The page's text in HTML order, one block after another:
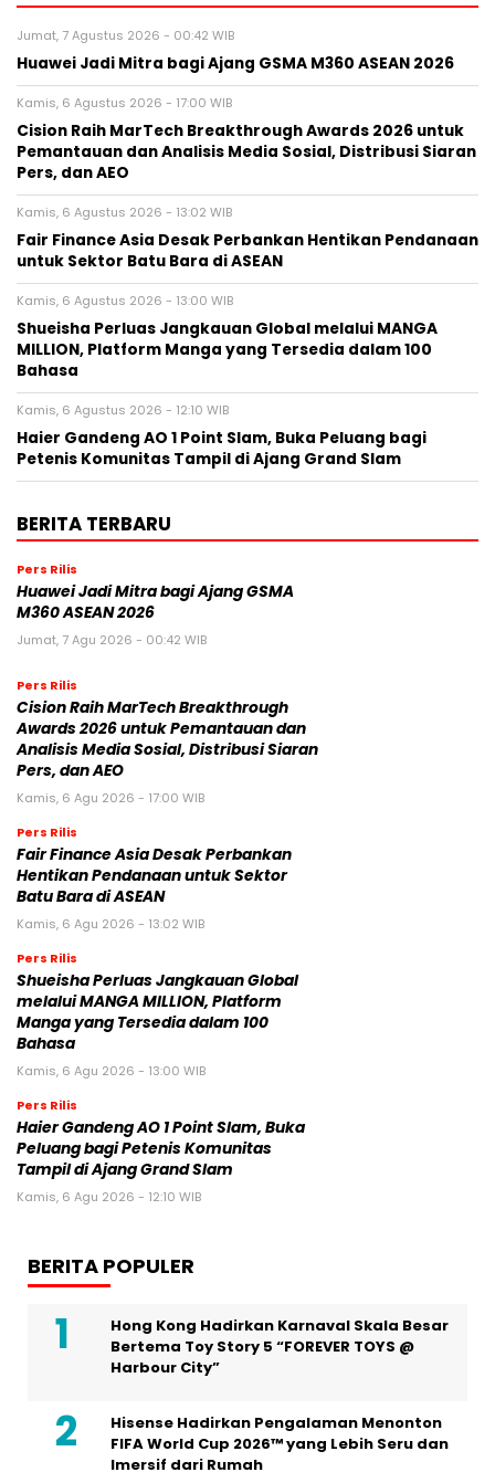
Jumat, 7 Agustus 2026 - 00:42 WIB
Huawei Jadi Mitra bagi Ajang GSMA M360 ASEAN 2026
Kamis, 6 Agustus 2026 - 17:00 WIB
Cision Raih MarTech Breakthrough Awards 2026 untuk
Pemantauan dan Analisis Media Sosial, Distribusi Siaran
Pers, dan AEO
Kamis, 6 Agustus 2026 - 13:02 WIB
Fair Finance Asia Desak Perbankan Hentikan Pendanaan
untuk Sektor Batu Bara di ASEAN
Kamis, 6 Agustus 2026 - 13:00 WIB
Shueisha Perluas Jangkauan Global melalui MANGA
MILLION, Platform Manga yang Tersedia dalam 100
Bahasa
Kamis, 6 Agustus 2026 - 12:10 WIB
Haier Gandeng AO 1 Point Slam, Buka Peluang bagi
Petenis Komunitas Tampil di Ajang Grand Slam
BERITA TERBARU
Pers Rilis
Huawei Jadi Mitra bagi Ajang GSMA
M360 ASEAN 2026
Jumat, 7 Agu 2026 - 00:42 WIB
Pers Rilis
Cision Raih MarTech Breakthrough
Awards 2026 untuk Pemantauan dan
Analisis Media Sosial, Distribusi Siaran
Pers, dan AEO
Kamis, 6 Agu 2026 - 17:00 WIB
Pers Rilis
Fair Finance Asia Desak Perbankan
Hentikan Pendanaan untuk Sektor
Batu Bara di ASEAN
Kamis, 6 Agu 2026 - 13:02 WIB
Pers Rilis
Shueisha Perluas Jangkauan Global
melalui MANGA MILLION, Platform
Manga yang Tersedia dalam 100
Bahasa
Kamis, 6 Agu 2026 - 13:00 WIB
Pers Rilis
Haier Gandeng AO 1 Point Slam, Buka
Peluang bagi Petenis Komunitas
Tampil di Ajang Grand Slam
Kamis, 6 Agu 2026 - 12:10 WIB
BERITA POPULER
Hong Kong Hadirkan Karnaval Skala Besar
Bertema Toy Story 5 “FOREVER TOYS @
Harbour City”
Hisense Hadirkan Pengalaman Menonton
FIFA World Cup 2026™ yang Lebih Seru dan
Imersif dari Rumah